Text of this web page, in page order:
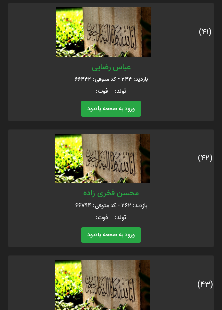
(41)
عباس رضایی
بازدید: 244 - کد متوفی: 66442
تولد: فوت:
ورود به صفحه یادبود
(42)
محسن فخری زاده
بازدید: 262 - کد متوفی: 66794
تولد: فوت:
ورود به صفحه یادبود
(43)